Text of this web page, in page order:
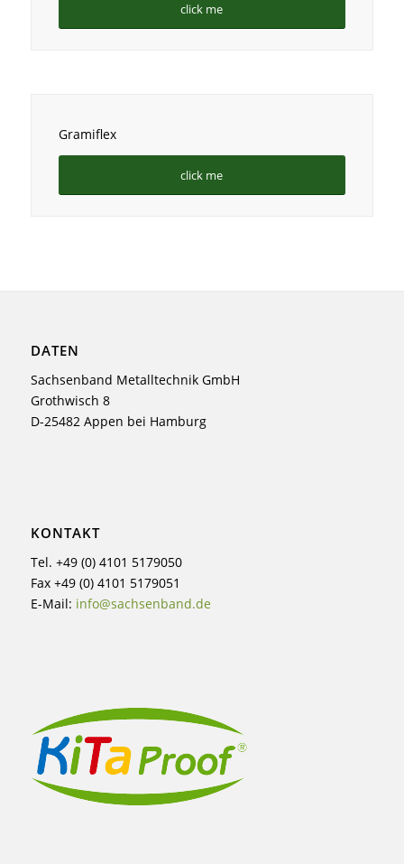
click me
Gramiflex
click me
DATEN
Sachsenband Metalltechnik GmbH
Grothwisch 8
D-25482 Appen bei Hamburg
KONTAKT
Tel. +49 (0) 4101 5179050
Fax +49 (0) 4101 5179051
E-Mail: info@sachsenband.de